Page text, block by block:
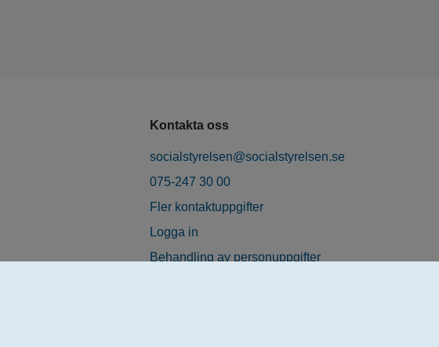
Kontakta oss
socialstyrelsen@socialstyrelsen.se
075-247 30 00
Fler kontaktuppgifter
Logga in
Behandling av personuppgifter